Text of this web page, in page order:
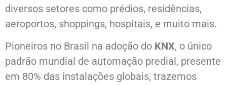
diversos setores como prédios, residências,
aeroportos, shoppings, hospitais, e muito mais.
Pioneiros no Brasil na adoção do KNX, o único
padrão mundial de automação predial, presente
em 80% das instalações globais, trazemos